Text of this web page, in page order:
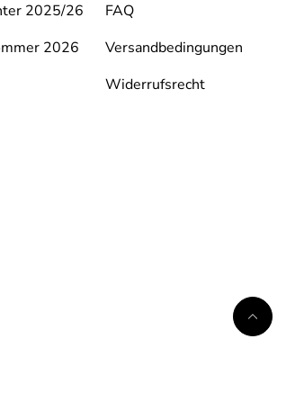
2025/26
2026
FAQ
Versandbedingungen
Widerrufsrecht